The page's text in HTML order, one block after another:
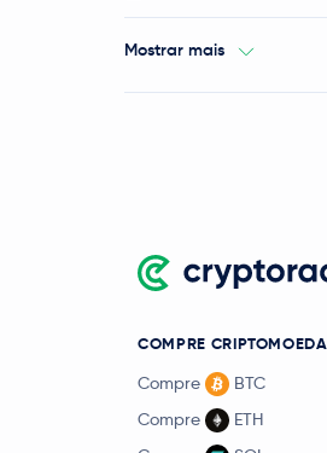
Mostrar mais
COMPRE
Compre
BTC
Compre
ETH